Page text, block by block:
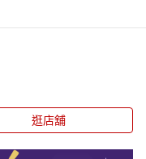
逛店舖